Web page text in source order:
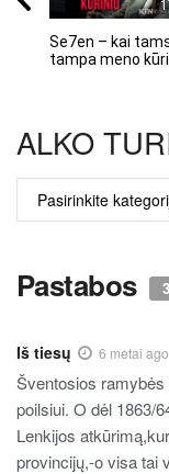
Se7en – kai
tampa meno
ALKO
TURINYS
Pastabos 3
Iš tiesų 6 metai ago
Šventosios
poilsiui. O dėl 1863/
Lenkijos
provincijų,-o visa tai